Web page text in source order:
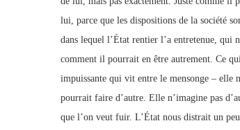
lui, parce que les dispositions de la société
dans lequel l’État rentier l’a entretenue, qui
comment il pourrait en être autrement. Ce
impuissante qui vit entre le mensonge – elle
pourrait faire d’autre. Elle n’imagine pas
que l’on veut fuir. L’État nous distrait un